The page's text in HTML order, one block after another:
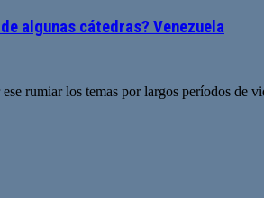
algunas cátedras? Venezuela
rumiar los temas por largos períodos